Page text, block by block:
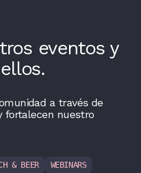
eventos y
a través de
fortalecen nuestro
& BEER WEBINARS